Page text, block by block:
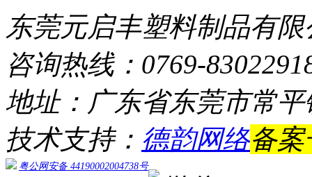
东莞元启丰塑料制品有
咨询热线：0769-
地址：广东省东莞市常
技术支持： 德韵网络备
粤公网安备 44190002004738号